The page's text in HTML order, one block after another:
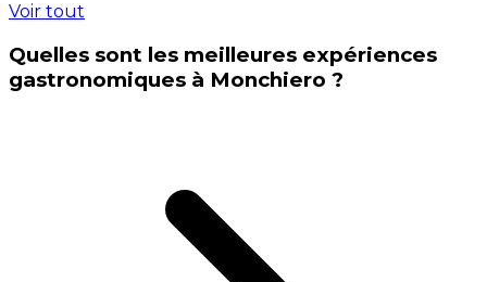
Voir tout
Quelles sont les meilleures expériences
gastronomiques à Monchiero ?